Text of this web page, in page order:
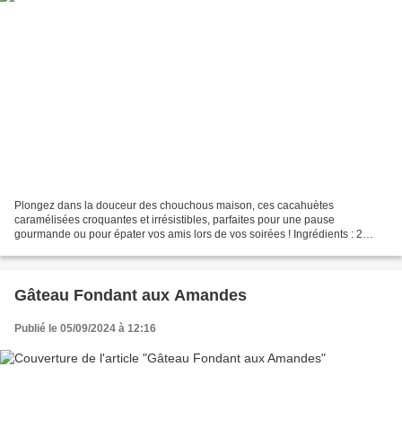
Plongez dans la douceur des chouchous maison, ces cacahuètes
caramélisées croquantes et irrésistibles, parfaites pour une pause
gourmande ou pour épater vos amis lors de vos soirées ! Ingrédients : 2
Gâteau Fondant aux Amandes
Publié le 05/09/2024 à 12:16